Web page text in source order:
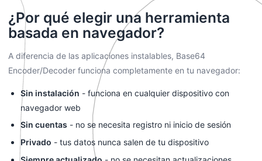
¿Por qué elegir una herramienta
basada en navegador?
A diferencia de las aplicaciones instalables, Base64
Encoder/Decoder funciona completamente en tu navegador:
Sin instalación - funciona en cualquier dispositivo con
navegador web
Sin cuentas - no se necesita registro ni inicio de sesión
Privado - tus datos nunca salen de tu dispositivo